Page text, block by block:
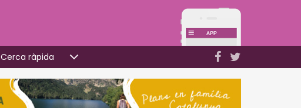
Cerca ràpida